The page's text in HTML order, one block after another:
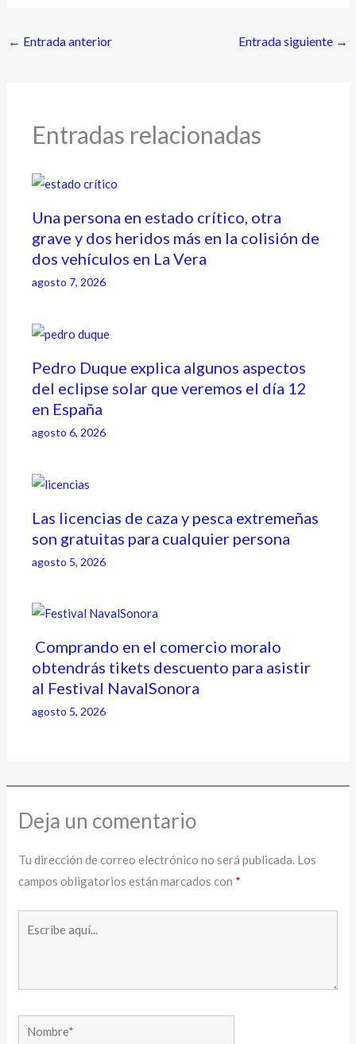
← Entrada anterior Entrada siguiente →
Entradas relacionadas
Una persona en estado crítico, otra
grave y dos heridos más en la colisión de
dos vehículos en La Vera
agosto 7, 2026
Pedro Duque explica algunos aspectos
del eclipse solar que veremos el día 12
en España
agosto 6, 2026
Las licencias de caza y pesca extremeñas
son gratuitas para cualquier persona
agosto 5, 2026
Comprando en el comercio moralo
obtendrás tikets descuento para asistir
al Festival NavalSonora
agosto 5, 2026
Deja un comentario
Tu dirección de correo electrónico no será publicada. Los
campos obligatorios están marcados con *
Nombre*